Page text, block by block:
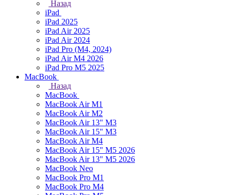
Назад
iPad
iPad 2025
iPad Air 2025
iPad Air 2024
iPad Pro (M4, 2024)
iPad Air M4 2026
iPad Pro M5 2025
MacBook
Назад
MacBook
MacBook Air M1
MacBook Air M2
MacBook Air 13" M3
MacBook Air 15" M3
MacBook Air M4
MacBook Air 15" М5 2026
MacBook Air 13" М5 2026
MacBook Neo
MacBook Pro M1
MacBook Pro M4